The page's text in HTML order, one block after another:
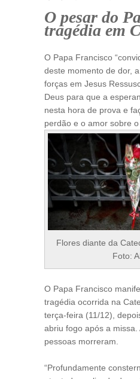
O pesar do
tragédia em
O Papa Francisco
deste momento de dor,
forças em Jesus
Deus para que a
nesta hora de prova e
perdão e o amor sobre o
Flores diante da
Foto:
O Papa Francisco
tragédia ocorrida na
terça-feira (11/12),
abriu fogo após a
pessoas morreram.
“Profundamente